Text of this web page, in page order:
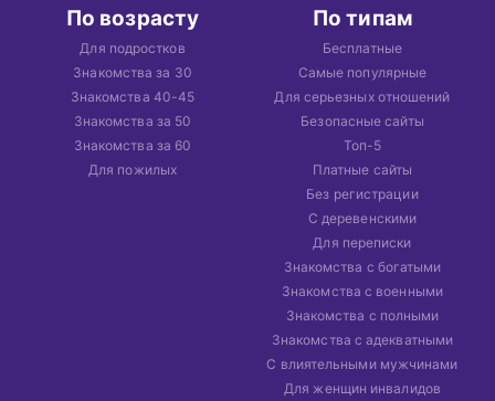
По возрасту
Для подростков
Знакомства за 30
Знакомства 40-45
Знакомства за 50
Знакомства за 60
Для пожилых
По типам
Бесплатные
Самые популярные
Для серьезных отношений
Безопасные сайты
Топ-5
Платные сайты
Без регистрации
С деревенскими
Для переписки
Знакомства с богатыми
Знакомства с военными
Знакомства с полными
Знакомства с адекватными
С влиятельными мужчинами
Для женщин инвалидов